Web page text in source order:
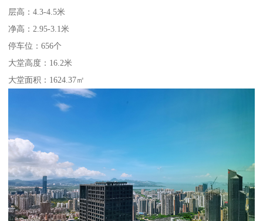
层高：4.3-4.5米
净高：2.95-3.1米
停车位：656个
大堂高度：16.2米
大堂面积：1624.37㎡